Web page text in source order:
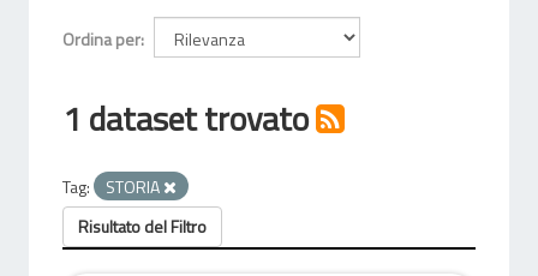
Ordina per
1 dataset trovato
Tag:
STORIA
Risultato del Filtro